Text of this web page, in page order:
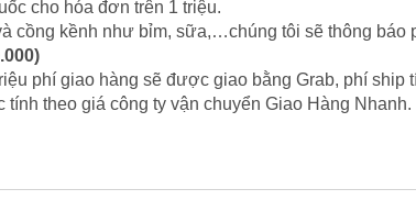
cho hóa đơn trên 1 triệu.
cồng kềnh như bỉm, sữa,…chúng tôi sẽ thông báo
phí giao hàng sẽ được giao bằng Grab, phí ship
tính theo giá công ty vận chuyển Giao Hàng Nhanh.